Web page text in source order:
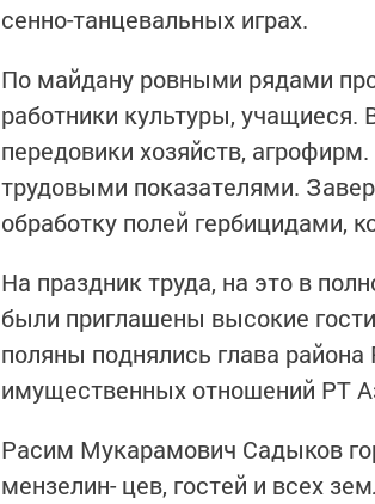
сенно-танцевальных играх.
По майдану ровными ряда­ми
работники культуры, учащиеся.
передовики хозяйств,
трудовыми показателями.
обработку полей гербици­дами,
На праздник труда, на это в
были приглашены высокие
поляны подня­лись глава
имущественных отношений РТ
Расим Мукарамович Садыков
мензелин- цев, гостей и всех